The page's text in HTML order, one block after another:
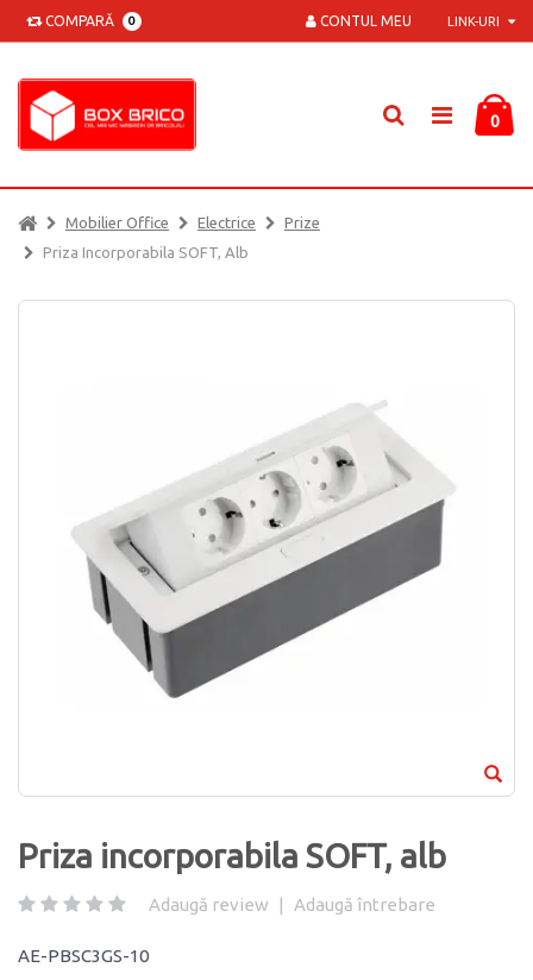
COMPARĂ 0 LINK-URI
CONTUL MEU
0
Mobilier Office Electrice
Prize
Priza Incorporabila SOFT, Alb
Priza incorporabila SOFT, alb
Adaugă review | Adaugă întrebare
AE-PBSC3GS-10